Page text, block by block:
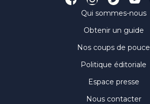
Qui sommes-nous
Obtenir un guide
Nos coups de pouce
Politique éditoriale
Espace presse
Nous contacter